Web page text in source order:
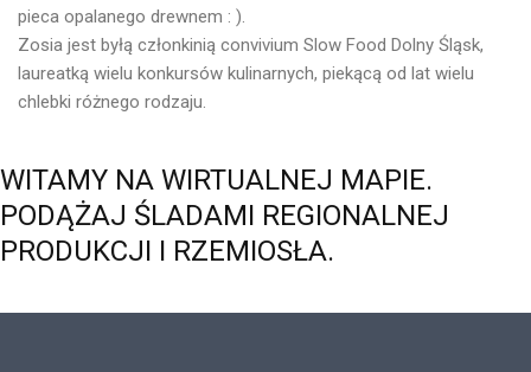
pieca opalanego drewnem : ).
Zosia jest byłą członkinią convivium Slow Food Dolny Śląsk,
laureatką wielu konkursów kulinarnych, piekącą od lat wielu
chlebki różnego rodzaju.
WITAMY NA WIRTUALNEJ MAPIE.
PODĄŻAJ ŚLADAMI REGIONALNEJ
PRODUKCJI I RZEMIOSŁA.